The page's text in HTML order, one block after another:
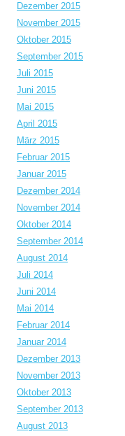
Dezember 2015
November 2015
Oktober 2015
September 2015
Juli 2015
Juni 2015
Mai 2015
April 2015
März 2015
Februar 2015
Januar 2015
Dezember 2014
November 2014
Oktober 2014
September 2014
August 2014
Juli 2014
Juni 2014
Mai 2014
Februar 2014
Januar 2014
Dezember 2013
November 2013
Oktober 2013
September 2013
August 2013